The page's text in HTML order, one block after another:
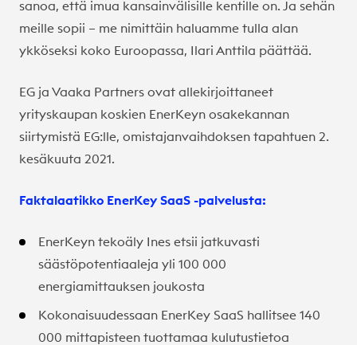
sanoa, että imua kansainvälisille kentille on. Ja sehän
meille sopii – me nimittäin haluamme tulla alan
ykköseksi koko Euroopassa, Ilari Anttila päättää.
EG ja Vaaka Partners ovat allekirjoittaneet
yrityskaupan koskien EnerKeyn osakekannan
siirtymistä EG:lle, omistajanvaihdoksen tapahtuen 2.
kesäkuuta 2021.
Faktalaatikko EnerKey SaaS -palvelusta:
EnerKeyn tekoäly Ines etsii jatkuvasti
säästöpotentiaaleja yli 100 000
energiamittauksen joukosta
Kokonaisuudessaan EnerKey SaaS hallitsee 140
000 mittapisteen tuottamaa kulutustietoa